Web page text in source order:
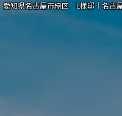
愛知県名古屋市緑区 L様邸｜名古